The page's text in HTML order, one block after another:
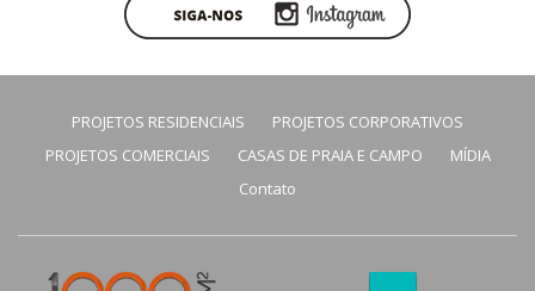
PROJETOS RESIDENCIAIS
PROJETOS CORPORATIVOS
PROJETOS COMERCIAIS
CASAS DE PRAIA E CAMPO
MÍDIA
Contato